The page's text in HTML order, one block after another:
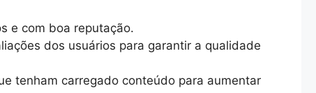
e com boa reputação.
dos usuários para garantir a qualidade
tenham carregado conteúdo para aumentar